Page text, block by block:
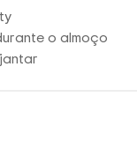
o almoço